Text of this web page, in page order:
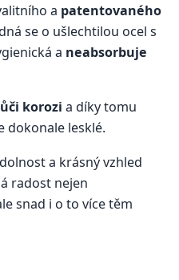
a patentovaného
se o ušlechtilou ocel s
a neabsorbuje
korozi a díky tomu
dokonale lesklé.
a krásný vzhled
radost nejen
snad i o to více těm